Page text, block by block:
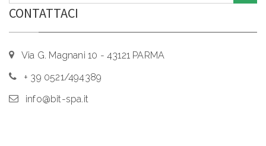
CONTATTACI
Via G. Magnani 10 - 43121 PARMA
+ 39 0521/494389
info@bit-spa.it